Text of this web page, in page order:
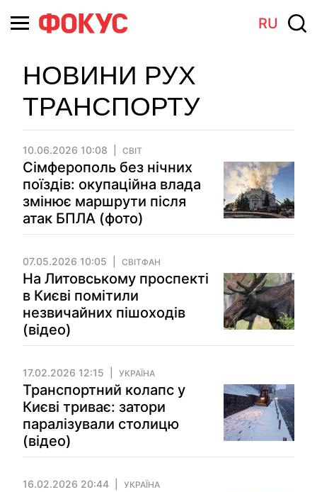
RU
НОВИНИ РУХ
ТРАНСПОРТУ
10.06.2026 10:08 СВІТ
Сімферополь без нічних
поїздів: окупаційна влада
змінює маршрути після
атак БПЛА (фото)
07.05.2026 10:05 СВІТФАН
На Литовському проспекті
в Києві помітили
незвичайних пішоходів
(відео)
17.02.2026 12:15 УКРАЇНА
Транспортний колапс у
Києві триває: затори
паралізували столицю
(відео)
16.02.2026 20:44 УКРАЇНА